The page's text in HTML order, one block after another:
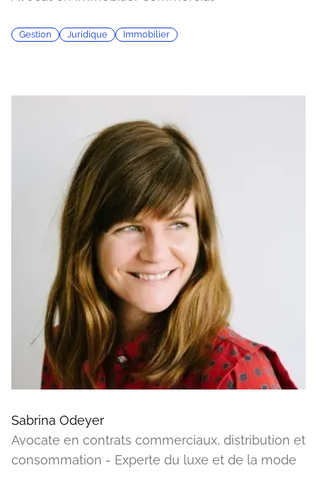
Gestion Juridique Immobilier
Sabrina Odeyer
Avocate en contrats commerciaux, distribution et
consommation - Experte du luxe et de la mode